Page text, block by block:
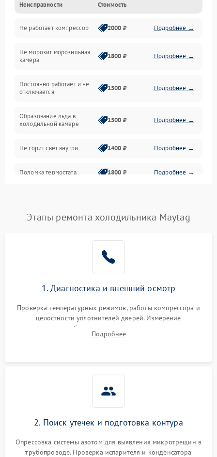
Механика
Электропитание
Дренаж
Неисправности Стоимость
Не работает компрессор 2000 ₽ Подробнее →
Не морозит морозильная
камера
1800 ₽ Подробнее →
Постоянно работает и не
отключается
1500 ₽ Подробнее →
Образование льда в
холодильной камере
1500 ₽ Подробнее →
Не горит свет внутри 1400 ₽ Подробнее →
Поломка термостата 1800 ₽ Подробнее →
Поломка системы No Frost 2600 ₽ Подробнее →
работе
2000 ₽ Подробнее →
1000 ₽
1800 ₽
Этапы ремонта холодильника Maytag
1. Диагностика и внешний осмотр
Проверка температурных режимов, работы компрессора и
целостности уплотнителей дверей. Измерение
сопротивления обмоток мотора, проверка термостата и
считывание кодов ошибок с электронного дисплея.
Подробнее
2. Поиск утечек и подготовка контура
Опрессовка системы азотом для выявления микротрещин в
трубопроводе. Проверка испарителя и конденсатора